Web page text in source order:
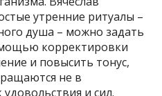
утренние ритуалы –
душа – можно задать
корректировки
и повысить тонус,
не в
и сил.